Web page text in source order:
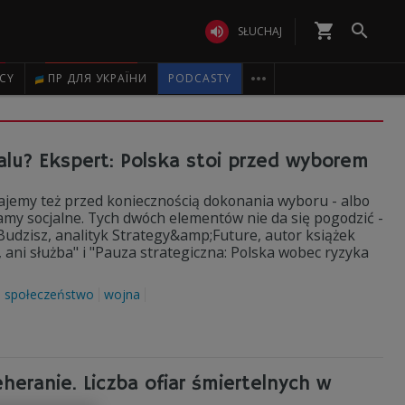
 SŁUCHAJ shopping_cart 
ПР ДЛЯ УКРАЇНИ PODCASTY 
Ekspert: Polska stoi przed wyborem
też przed koniecznością dokonania wyboru - albo
socjalne. Tych dwóch elementów nie da się pogodzić -
analityk Strategy&amp;Future, autor książek
służba" i "Pauza strategiczna: Polska wobec ryzyka
społeczeństwo wojna
Liczba ofiar śmiertelnych w